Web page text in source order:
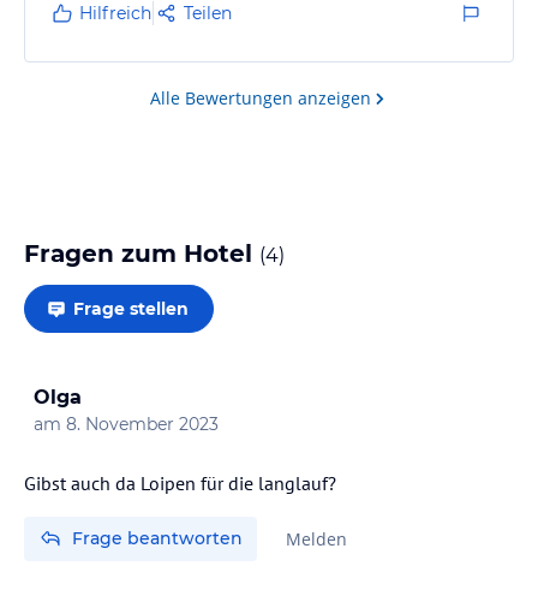
Hilfreich Teilen
Alle Bewertungen anzeigen
Fragen zum Hotel (4)
Frage stellen
Olga
am 8. November 2023
Gibst auch da Loipen für die langlauf?
Frage beantworten Melden